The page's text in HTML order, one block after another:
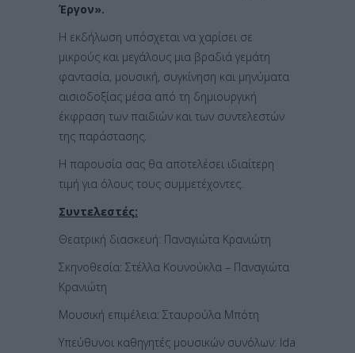
Έργον».
Η εκδήλωση υπόσχεται να χαρίσει σε
μικρούς και μεγάλους μια βραδιά γεμάτη
φαντασία, μουσική, συγκίνηση και μηνύματα
αισιοδοξίας μέσα από τη δημιουργική
έκφραση των παιδιών και των συντελεστών
της παράστασης.
Η παρουσία σας θα αποτελέσει ιδιαίτερη
τιμή για όλους τους συμμετέχοντες.
Συντελεστές:
Θεατρική διασκευή: Παναγιώτα Κρανιώτη
Σκηνοθεσία: Στέλλα Κουνούκλα – Παναγιώτα
Κρανιώτη
Μουσική επιμέλεια: Σταυρούλα Μπότη
Υπεύθυνοι καθηγητές μουσικών συνόλων: Ida